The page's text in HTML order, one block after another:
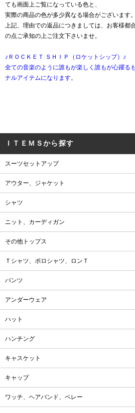
ても画面上ご覧になっている色と、
実際の商品の色が多少異なる場合がございます
上記、理由での返品につきましては、お客様都
の点ご承知の上ご注文下さいませ。
♪ＲＯＣＫＥＴ ＳＨＩＰ（ロケットシップ）♪
全ての音楽のように誰もが楽しく誰もが心躍る
ナルアイテムになります。
ＩＴＥＭＳから探す
スーツセットアップ
アウター、ジャケット
シャツ
ニット、カーディガン
その他トップス
Ｔシャツ、ポロシャツ、ロンＴ
パンツ
アンダーウェア
ハット
ハンチング
キャスケット
キャップ
ワッチ、ヘアバンド、ベレー